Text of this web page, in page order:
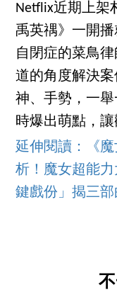
Netflix近期上架
禹英禑》一開
自閉症的菜鳥
道的角度解決
神、手勢，一
時爆出萌點，讓
延伸閱讀：《
析！魔女超能
鍵戲份」揭三部